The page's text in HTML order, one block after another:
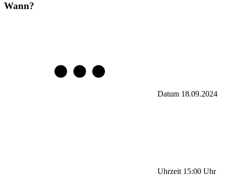
Wann?
Datum 18.09.2024
Uhrzeit 15:00 Uhr